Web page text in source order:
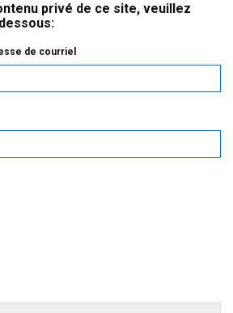
privé de ce site, veuillez
de courriel